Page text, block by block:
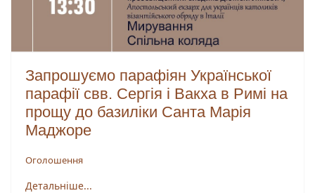
Запрошуємо парафіян Української
парафії свв. Сергія і Вакха в Римі на
прощу до базиліки Санта Марія
Маджоре
Оголошення
Детальніше...